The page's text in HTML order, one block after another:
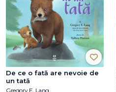
De ce o fată are nevoie de
un tată
Gregory E. Lang